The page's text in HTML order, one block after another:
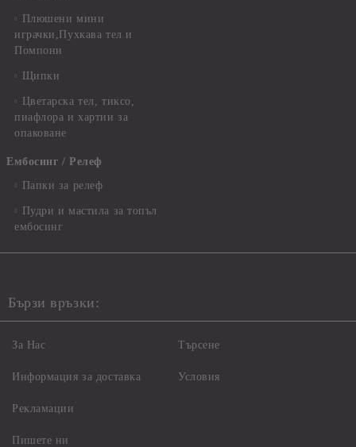
Плюшени мини
играчки,Пухкава тел и
Помпони
Щипки
Цветарска тел, тиксо,
пиафлора и хартии за
опаковане
Ембосинг / Релеф
Папки за релеф
Пудри и мастила за топъл
ембосинг
Бързи връзки:
За Нас
Информация за доставка
Рекламации
Пишете ни
Търсене
Условия